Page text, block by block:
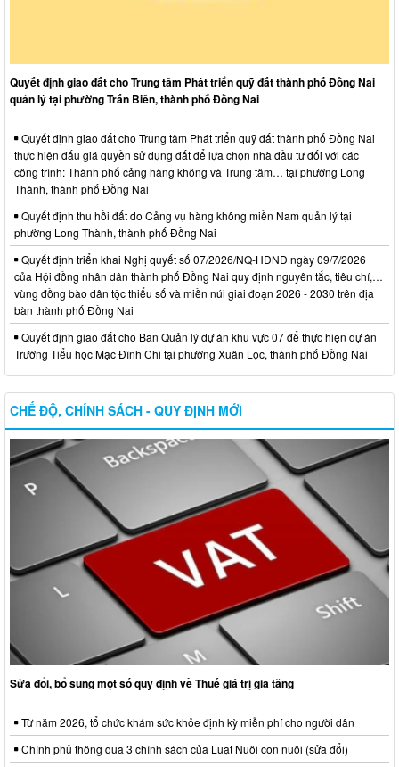
Quyết định giao đất cho Trung tâm Phát triển quỹ đất thành phố Đồng Nai
quản lý tại phường Trấn Biên, thành phố Đồng Nai
Quyết định giao đất cho Trung tâm Phát triển quỹ đất thành phố Đồng Nai
thực hiện đấu giá quyền sử dụng đất để lựa chọn nhà đầu tư đối với các
công trình: Thành phố cảng hàng không và Trung tâm… tại phường Long
Thành, thành phố Đồng Nai
Quyết định thu hồi đất do Cảng vụ hàng không miền Nam quản lý tại
phường Long Thành, thành phố Đồng Nai
Quyết định triển khai Nghị quyết số 07/2026/NQ-HĐND ngày 09/7/2026
của Hội đồng nhân dân thành phố Đồng Nai quy định nguyên tắc, tiêu chí,…
vùng đồng bào dân tộc thiểu số và miền núi giai đoạn 2026 - 2030 trên địa
bàn thành phố Đồng Nai
Quyết định giao đất cho Ban Quản lý dự án khu vực 07 để thực hiện dự án
Trường Tiểu học Mạc Đĩnh Chi tại phường Xuân Lộc, thành phố Đồng Nai
CHẾ ĐỘ, CHÍNH SÁCH - QUY ĐỊNH MỚI
Sửa đổi, bổ sung một số quy định về Thuế giá trị gia tăng
Từ năm 2026, tổ chức khám sức khỏe định kỳ miễn phí cho người dân
Chính phủ thông qua 3 chính sách của Luật Nuôi con nuôi (sửa đổi)